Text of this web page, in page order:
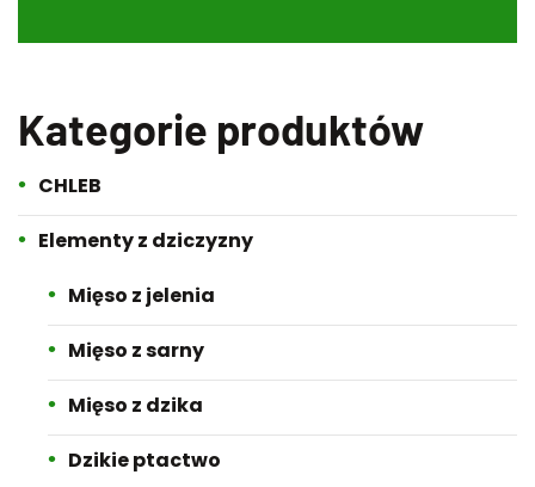
Kategorie produktów
CHLEB
Elementy z dziczyzny
Mięso z jelenia
Mięso z sarny
Mięso z dzika
Dzikie ptactwo